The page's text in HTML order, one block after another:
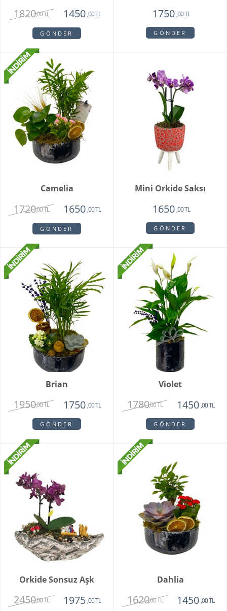
1820,00 TL 1450 ,00 TL
GÖNDER
1750 ,00 TL
GÖNDER
Camelia
1720,00 TL 1650,00 TL
GÖNDER
Mini Orkide Saksı
1650,00 TL
GÖNDER
Brian
1950,00 TL 1750 ,00 TL
GÖNDER
Violet
1780,00 TL 1450 ,00 TL
GÖNDER
Orkide Sonsuz Aşk
2450,00 TL 1975 ,00 TL
Dahlia
1620,00 TL 1450 ,00 TL